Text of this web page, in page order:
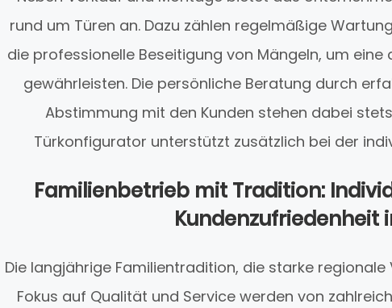
rund um Türen an. Dazu zählen regelmäßige
die professionelle Beseitigung von Mängeln, um
gewährleisten. Die persönliche Beratung durch
Abstimmung mit den Kunden stehen dabei
Türkonfigurator unterstützt zusätzlich bei der
Familienbetrieb mit Tradition:
Kundenzufriedenheit
Die langjährige Familientradition, die starke
Fokus auf Qualität und Service werden von